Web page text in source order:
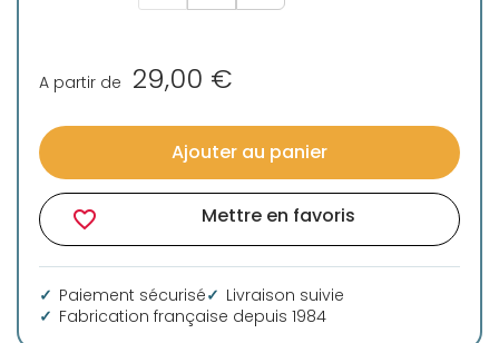
A partir de 29,00 €
Ajouter au panier
favorite_border Mettre en favoris
Paiement sécurisé
Livraison suivie
Fabrication française depuis 1984